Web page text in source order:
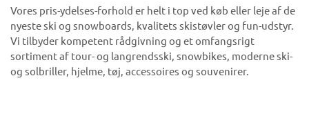
Vores pris-ydelses-forhold er helt i top ved køb eller leje af de
nyeste ski og snowboards, kvalitets skistøvler og fun-udstyr.
Vi tilbyder kompetent rådgivning og et omfangsrigt
sortiment af tour- og langrendsski, snowbikes, moderne ski-
og solbriller, hjelme, tøj, accessoires og souvenirer.